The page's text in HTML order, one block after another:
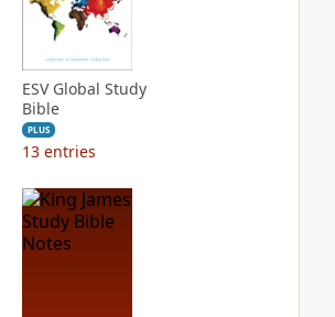
ESV Global Study
Bible
PLUS
13 entries